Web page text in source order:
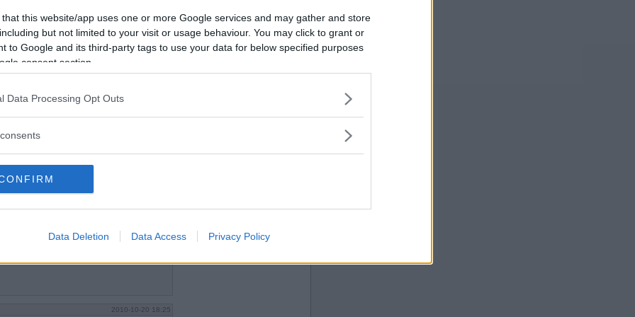
that this website/app uses one or more Google services and may gather and store
but not limited to your visit or usage behaviour. You may click to grant or
to Google and its third-party tags to use your data for below specified purposes
consent section.
Data Processing Opt Outs
Data Deletion Data Access Privacy Policy
2010-10-20 17:38
2010-10-20 18:25
Vill du bli
medlem?